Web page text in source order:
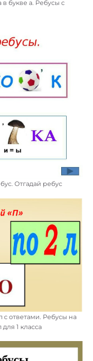
букве а. Ребусы с
Отгадай ребус
с ответами. Ребусы на
1 класса